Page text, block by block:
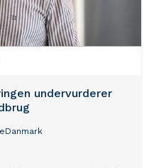
undervurderer